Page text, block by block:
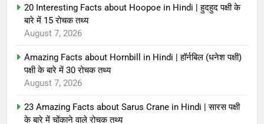
20 Interesting Facts about Hoopoe in Hindi | हुदहुद पक्षी के
बारे में 15 रोचक तथ्य
August 7, 2026
Amazing Facts about Hornbill in Hindi | हॉर्नबिल (धनेश पक्षी)
पक्षी के बारे में 30 रोचक तथ्य
August 7, 2026
23 Amazing Facts about Sarus Crane in Hindi | सारस पक्षी
के बारे में चोंकाने वाले रोचक तथ्य